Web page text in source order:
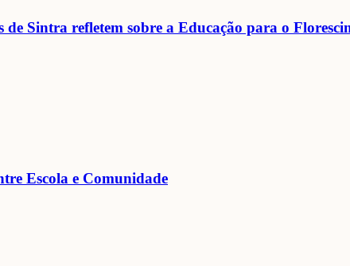
Sintra refletem sobre a Educação para o
Escola e Comunidade